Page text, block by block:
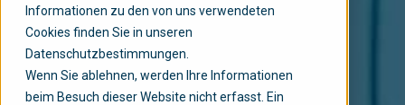
Informationen zu den von uns verwendeten
Cookies finden Sie in unseren
Datenschutzbestimmungen.
Wenn Sie ablehnen, werden Ihre Informationen
beim Besuch dieser Website nicht erfasst. Ein